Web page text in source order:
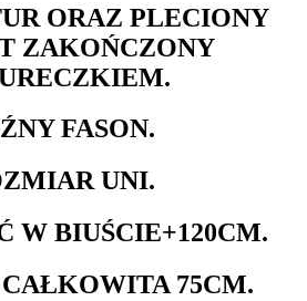
ORAZ PLECIONY
ZAKOŃCZONY
FASON.
UNI.
W BIUŚCIE+120CM.
75CM.